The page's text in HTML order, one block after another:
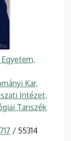
Kar,
Intézet,
Tanszék
/ 55314